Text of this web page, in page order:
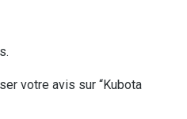
votre avis sur “Kubota